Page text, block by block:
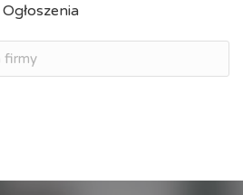
Ogłoszenia